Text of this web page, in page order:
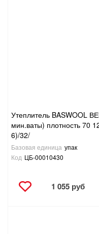
СТРОИТЕЛЬНЫЕ И
ТОВАРЫ ДЛЯ АВТО
Утеплитель BASWOOL
мин.ваты) плотность 70
6)/32/
Базовая единица упак
Код ЦБ-00010430
1 055 руб